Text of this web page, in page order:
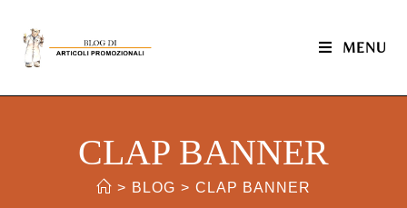
MENU
CLAP BANNER
> BLOG > CLAP BANNER